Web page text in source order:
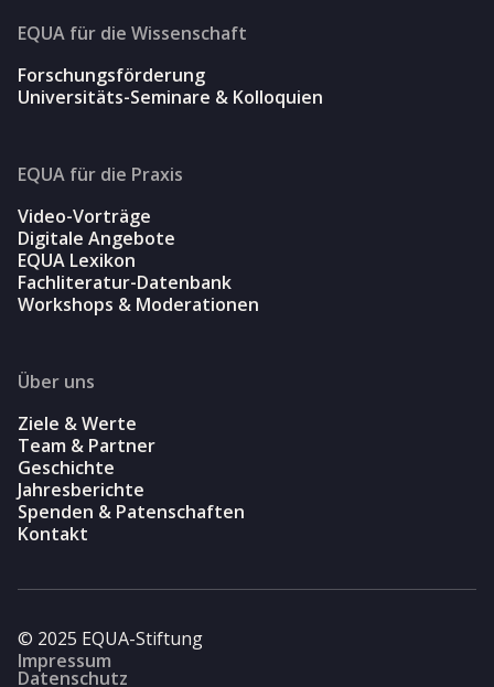
EQUA für die Wissenschaft
Forschungsförderung
Universitäts-Seminare & Kolloquien
EQUA für die Praxis
Video-Vorträge
Digitale Angebote
EQUA Lexikon
Fachliteratur-Datenbank
Workshops & Moderationen
Über uns
Ziele & Werte
Team & Partner
Geschichte
Jahresberichte
Spenden & Patenschaften
Kontakt
© 2025 EQUA-Stiftung
Impressum
Datenschutz